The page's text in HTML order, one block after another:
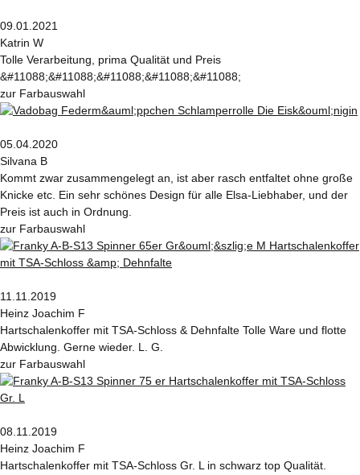
09.01.2021
Katrin W
Tolle Verarbeitung, prima Qualität und Preis
&#11088;&#11088;&#11088;&#11088;&#11088;
zur Farbauswahl
05.04.2020
Silvana B
Kommt zwar zusammengelegt an, ist aber rasch entfaltet ohne große
Knicke etc. Ein sehr schönes Design für alle Elsa-Liebhaber, und der
Preis ist auch in Ordnung.
zur Farbauswahl
11.11.2019
Heinz Joachim F
Hartschalenkoffer mit TSA-Schloss & Dehnfalte Tolle Ware und flotte
Abwicklung. Gerne wieder. L. G.
zur Farbauswahl
08.11.2019
Heinz Joachim F
Hartschalenkoffer mit TSA-Schloss Gr. L in schwarz top Qualität.